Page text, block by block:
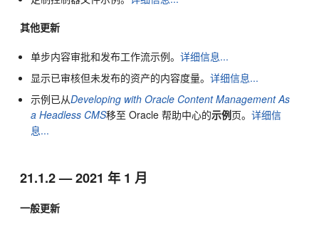
其他更新
单步内容审批和发布工作流示例。详细信息...
显示已审核但未发布的资产的内容度量。详细信息...
示例已从Developing with Oracle Content Management As
a Headless CMS移至 Oracle 帮助中心的示例页。详细信
息...
21.1.2 — 2021 年 1 月
一般更新